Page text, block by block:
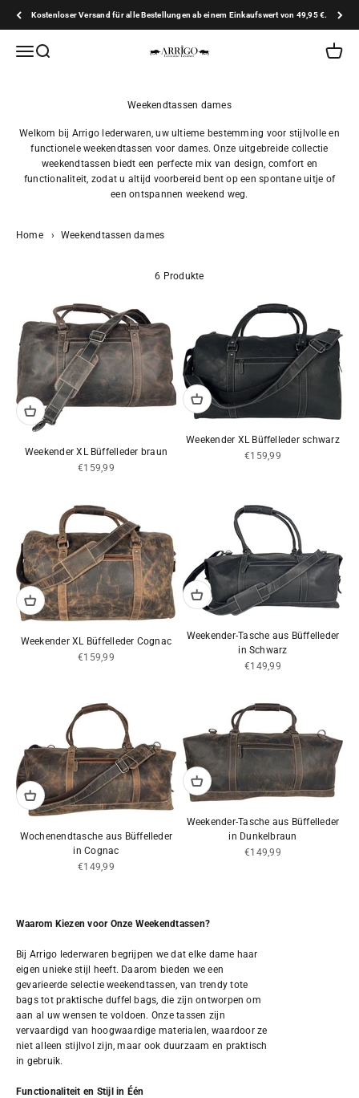
Kostenloser Versand für alle Bestellungen ab einem Einkaufswert von 49,95 €.
Navigationsmenü öffnen
Suche öffnen Arrigo.nl
Welkom bij Arrigo lederwaren, uw ultieme bestemming voor stijlvolle en
functionele weekendtassen voor dames. Onze uitgebreide collectie
weekendtassen biedt een perfecte mix van design, comfort en
functionaliteit, zodat u altijd voorbereid bent op een spontane uitje of
een ontspannen weekend weg.
Home › Weekendtassen dames
6 Produkte
Weekender XL Büffelleder braun
Angebot
€159,99
Weekender XL Büffelleder schwarz
Angebot
€159,99
Weekender XL Büffelleder Cognac
Angebot
€159,99
Weekender-Tasche aus Büffelleder
in Schwarz
Angebot
€149,99
Wochenendtasche aus Büffelleder
in Cognac
Angebot
€149,99
Weekender-Tasche aus Büffelleder
in Dunkelbraun
Angebot
€149,99
Waarom Kiezen voor Onze Weekendtassen?
Bij Arrigo lederwaren begrijpen we dat elke dame haar
eigen unieke stijl heeft. Daarom bieden we een
gevarieerde selectie weekendtassen, van trendy tote
bags tot praktische duffel bags, die zijn ontworpen om
aan al uw wensen te voldoen. Onze tassen zijn
vervaardigd van hoogwaardige materialen, waardoor ze
niet alleen stijlvol zijn, maar ook duurzaam en praktisch
in gebruik.
Functionaliteit en Stijl in Één